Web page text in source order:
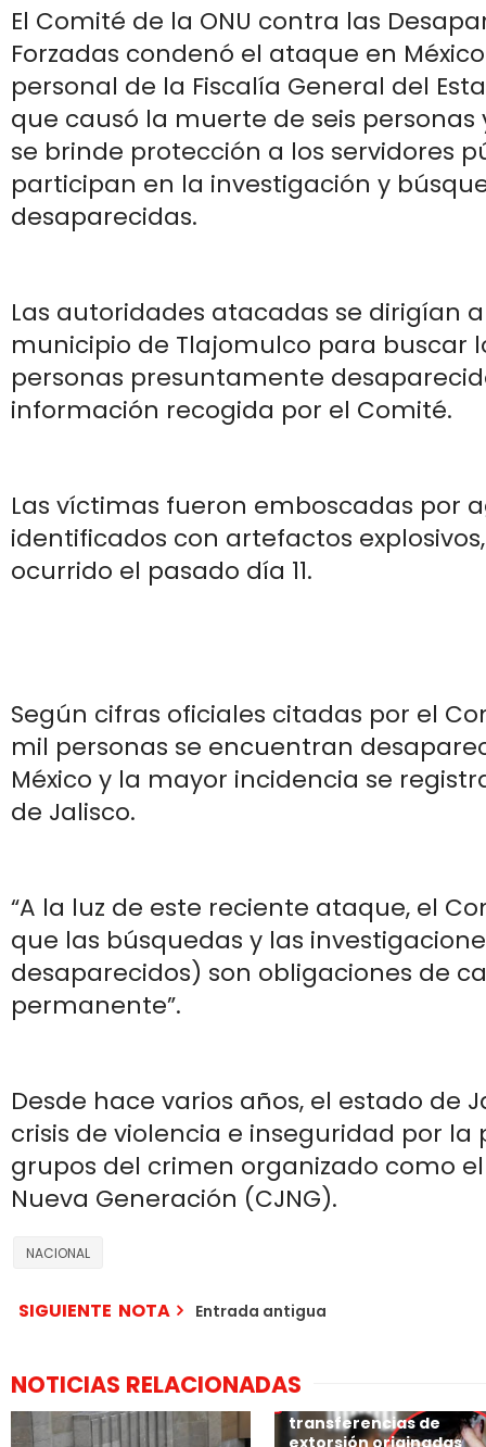
El Comité de la ONU contra las
Forzadas condenó el ataque en
personal de la Fiscalía General del
que causó la muerte de seis
se brinde protección a los servidores
participan en la investigación y
desaparecidas.
Las autoridades atacadas se dirigían
municipio de Tlajomulco para buscar
personas presuntamente
información recogida por el Comité.
Las víctimas fueron emboscadas por
identificados con artefactos
ocurrido el pasado día 11.
Según cifras oficiales citadas por el
mil personas se encuentran
México y la mayor incidencia se
de Jalisco.
“A la luz de este reciente ataque, el
que las búsquedas y las
desaparecidos) son obligaciones de
permanente”.
Desde hace varios años, el estado de
crisis de violencia e inseguridad por la
grupos del crimen organizado como
Nueva Generación (CJNG).
NACIONAL
SIGUIENTE NOTA Entrada antigua
NOTICIAS RELACIONADASLos bancos de México
transferencias de
extorsión originadas